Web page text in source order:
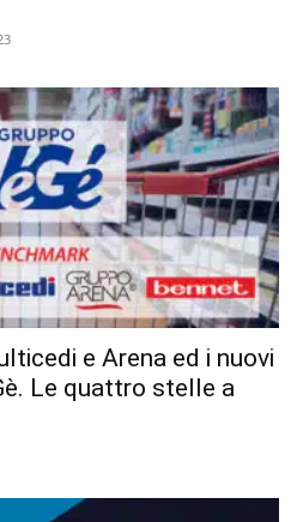
e Arena ed i nuovi
Le quattro stelle a